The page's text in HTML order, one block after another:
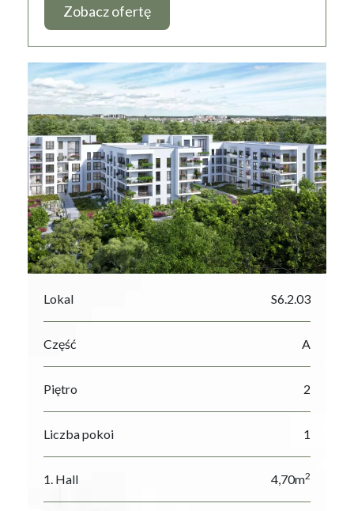
Zobacz ofertę
Lokal S6.2.03
Część A
Piętro 2
Liczba pokoi 1
1. Hall 4,70m2